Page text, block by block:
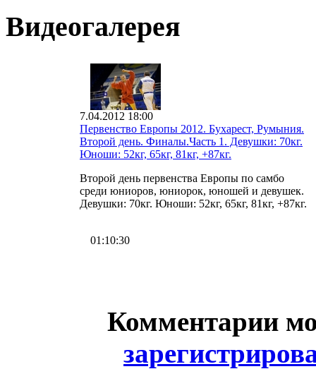
Видеогалерея
7.04.2012 18:00
Первенство Европы 2012. Бухарест, Румыния.
Второй день. Финалы.Часть 1. Девушки: 70кг.
Юноши: 52кг, 65кг, 81кг, +87кг.
Второй день первенства Европы по самбо
среди юниоров, юниорок, юношей и девушек.
Девушки: 70кг. Юноши: 52кг, 65кг, 81кг, +87кг.
01:10:30
Комментарии